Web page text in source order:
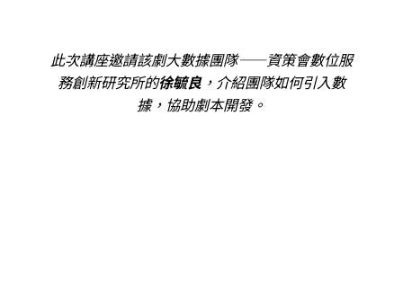
此次講座邀請該劇大數據團隊——資策會數位服
務創新研究所的徐毓良，介紹團隊如何引入數
據，協助劇本開發。